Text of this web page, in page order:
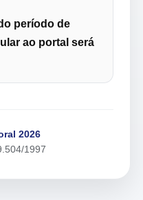
período de
ao portal será
2026
1997